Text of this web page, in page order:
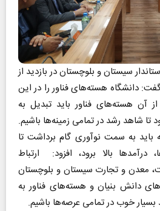
سیستان و بلوچستان در بازدید از
دانشگاه هسته‌های فناور را در این
آن هسته‌های فناور باید تبدیل به
شاهد رشد در تمامی زمینه‌ها باشیم.
باید به سمت نوآوری گام برداشت تا
بالا برود، افزود: ارتباط
معدن و تجارت سیستان و بلوچستان
دانش بنیان و هسته‌های فناور به
خوب در تمامی عرصه‌ها باشیم.